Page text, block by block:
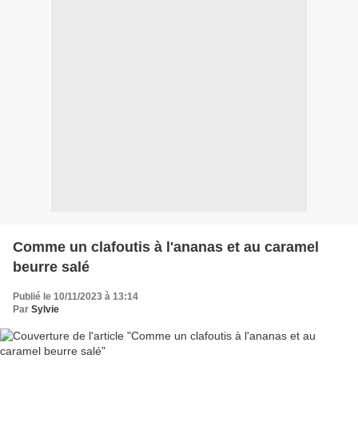
Comme un clafoutis à l'ananas et au caramel
beurre salé
Publié le 10/11/2023 à 13:14
Par Sylvie